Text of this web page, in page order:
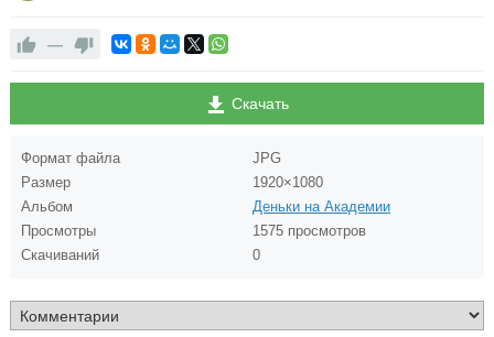
—
Скачать
Формат файла
JPG
Размер
1920×1080
Альбом
Деньки на Академии
Просмотры
1575 просмотров
Скачиваний
0